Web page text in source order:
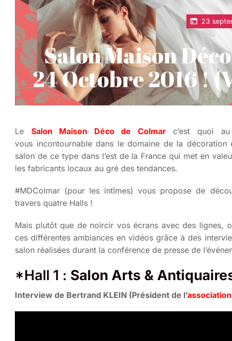
23
Salon Maison
24 Octobre 2016 !
Le Salon Maison Déco de Colmarc’est quoi au
vous incontournable dans le domaine de la décoration
salon de ce type dans l’est de la France qui met en
les fabricants locaux au gré des tendances.
#MDColmar (pour les intîmes) vous propose de
travers quatre Halls !
Mais plutôt que de noircir vos écrans avec des lignes,
ces différentes ambiances en vidéos grâce à des
salon réalisées durant la conférence de presse de
*Hall 1 : Salon Arts &
Interview de Bertrand KLEIN (Président de l’